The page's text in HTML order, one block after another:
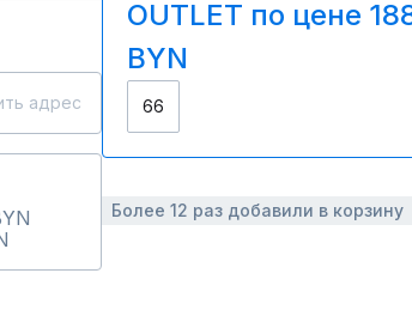
адрес
OUTLET по цене
BYN
66
Более 12 раз добавили в корзину